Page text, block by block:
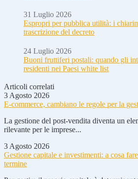
31 Luglio 2026
Espropri per pubblica utilità: i
trascrizione del decreto
24 Luglio 2026
Buoni fruttiferi postali: quando gli
residenti nei Paesi white list
Articoli correlati
3 Agosto 2026
E-commerce, cambiano le regole per la
La gestione del post-vendita diventa un
rilevante per le imprese...
3 Agosto 2026
Gestione capitale e investimenti: a cosa
termine